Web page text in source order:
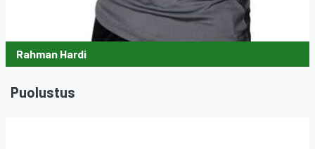
Rahman Hardi
Puolustus